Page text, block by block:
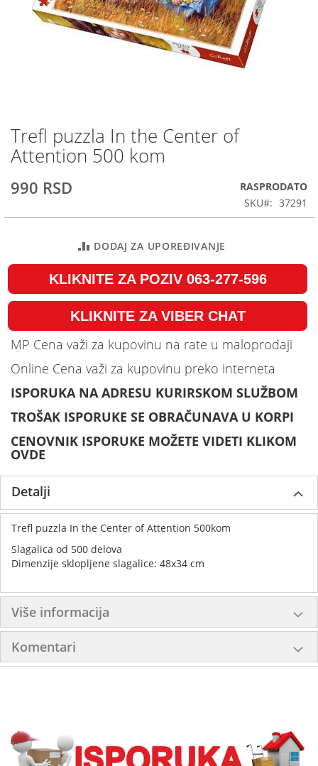
Skip
to
the
of
images
Trefl puzzla In the Center of
Attention 500 kom
990 RSD
RASPRODATO
SKU
37291
DODAJ ZA UPOREĐIVANJE
KLIKNITE ZA POZIV 063-277-596
KLIKNITE ZA VIBER CHAT
MP Cena važi za kupovinu na rate u maloprodaji
Online Cena važi za kupovinu preko interneta
ISPORUKA NA ADRESU KURIRSKOM SLUŽBOM
TROŠAK ISPORUKE SE OBRAČUNAVA U KORPI
CENOVNIK ISPORUKE MOŽETE VIDETI KLIKOM
OVDE
Detalji
Trefl puzzla In the Center of Attention 500kom
Slagalica od 500 delova
Dimenzije sklopljene slagalice: 48x34 cm
Više informacija
Komentari